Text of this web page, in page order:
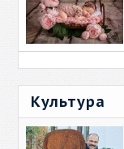
Культура